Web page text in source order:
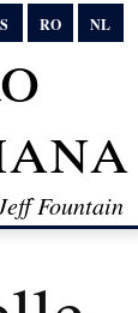
RO NL
Fountain